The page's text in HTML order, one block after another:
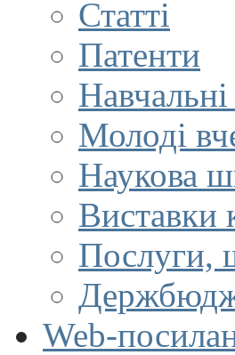
Статті
Патенти
Молоді
Наукова
Виставки
Послуги,
Web-